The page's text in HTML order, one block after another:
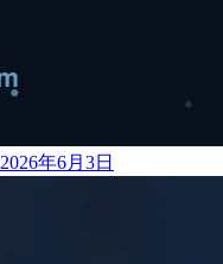
2026年6月3日